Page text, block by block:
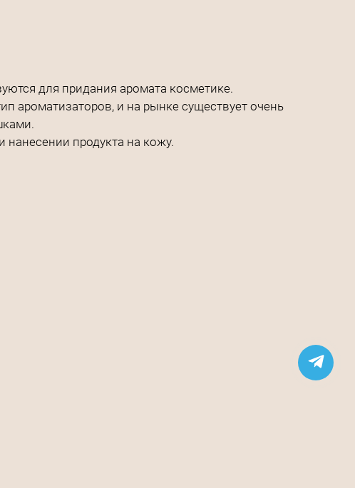
для придания аромата косметике.
ароматизаторов, и на рынке существует очень
продукта на кожу.